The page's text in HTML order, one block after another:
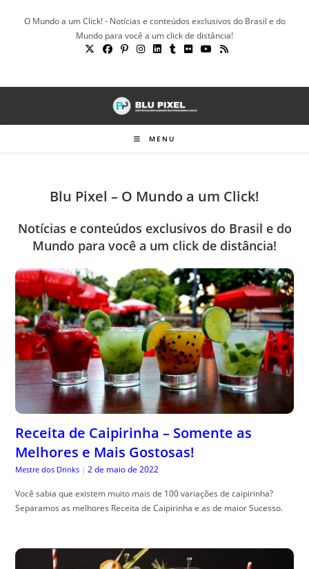
O Mundo a um Click! - Notícias e conteúdos exclusivos do Brasil e do
Mundo para você a um click de distância!
MENU
Blu Pixel – O Mundo a um Click!
Notícias e conteúdos exclusivos do Brasil e do
Mundo para você a um click de distância!
Receita de Caipirinha – Somente as
Melhores e Mais Gostosas!
Mestre dos Drinks | 2 de maio de 2022
Você sabia que existem muito mais de 100 variações de caipirinha?
Separamos as melhores Receita de Caipirinha e as de maior Sucesso.